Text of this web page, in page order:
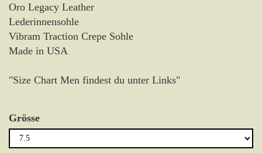
Oro Legacy Leather
Lederinnensohle
Vibram Traction Crepe Sohle
Made in USA
"Size Chart Men findest du unter Links"
Grösse